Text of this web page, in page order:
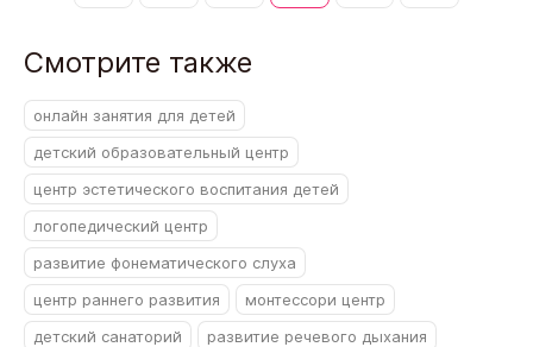
Смотрите также
онлайн занятия для детей
детский образовательный центр
центр эстетического воспитания детей
логопедический центр
развитие фонематического слуха
центр раннего развития
монтессори центр
детский санаторий
развитие речевого дыхания